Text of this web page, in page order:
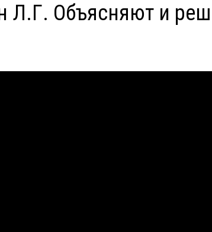
Л.Г. Объясняют и